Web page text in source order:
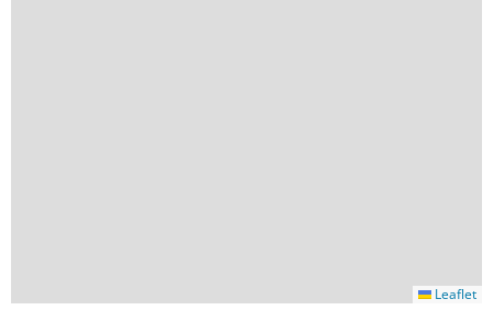
Leaflet